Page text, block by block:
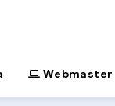
Webmaster